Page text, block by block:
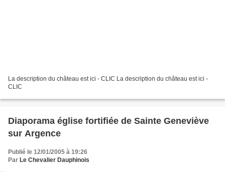
La description du château est ici - CLIC La description du château est ici -
CLIC
Diaporama église fortifiée de Sainte Geneviève
sur Argence
Publié le 12/01/2005 à 19:26
Par Le Chevalier Dauphinois